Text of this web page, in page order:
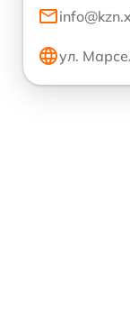
ул.